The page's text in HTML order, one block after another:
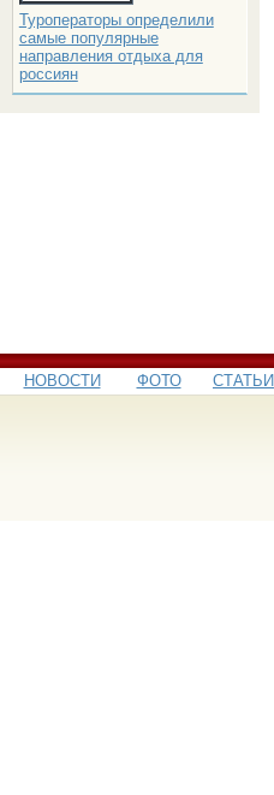
Туроператоры определили
самые популярные
направления отдыха для
россиян
НОВОСТИ ФОТО СТАТЬИ